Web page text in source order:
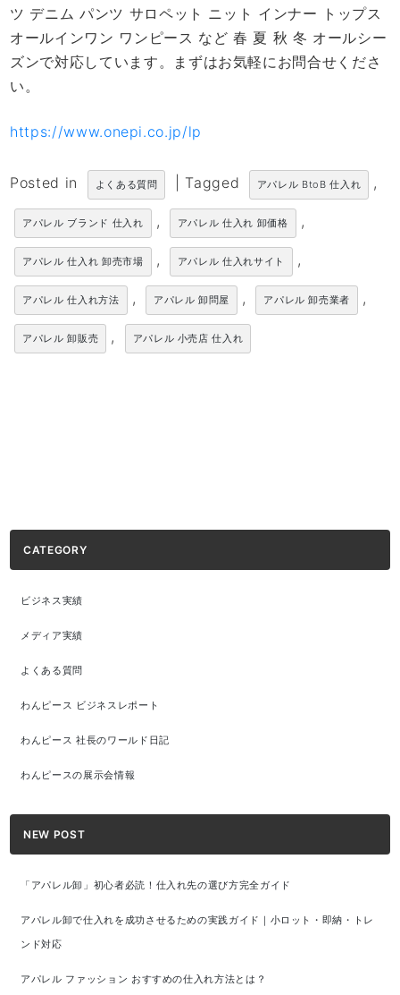
ツ デニム パンツ サロペット ニット インナー トップス
オールインワン ワンピース など 春 夏 秋 冬 オールシー
ズンで対応しています。まずはお気軽にお問合せくださ
い。
https://www.onepi.co.jp/lp
Posted in よくある質問 Tagged アパレル BtoB 仕入れ ,
アパレル ブランド 仕入れ , アパレル 仕入れ 卸価格 ,
アパレル 仕入れ 卸売市場 , アパレル 仕入れサイト ,
アパレル 仕入れ方法 , アパレル 卸問屋 , アパレル 卸売業者 ,
アパレル 卸販売 , アパレル 小売店 仕入れ
CATEGORY
ビジネス実績
メディア実績
よくある質問
わんピース ビジネスレポート
わんピース 社長のワールド日記
わんピースの展示会情報
NEW POST
「アパレル卸」初心者必読！仕入れ先の選び方完全ガイド
アパレル卸で仕入れを成功させるための実践ガイド｜小ロット・即納・トレ
ンド対応
アパレル ファッション おすすめの仕入れ方法とは？